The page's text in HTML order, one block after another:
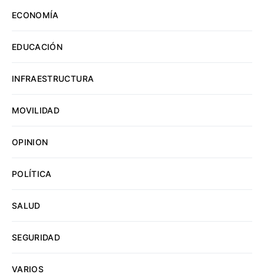
ECONOMÍA
EDUCACIÓN
INFRAESTRUCTURA
MOVILIDAD
OPINION
POLÍTICA
SALUD
SEGURIDAD
VARIOS